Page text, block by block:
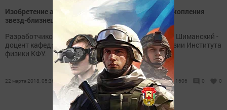
Изобретение астронома КФУ помогло отыскать скопления
звезд-близнецов в галактиках
Разработчиком комплекса Cluster стал Владислав Шиманский -
доцент кафедры астрономии и космической геодезии Института
физики КФУ.
22 марта 2018, 05:36 1606 0 0